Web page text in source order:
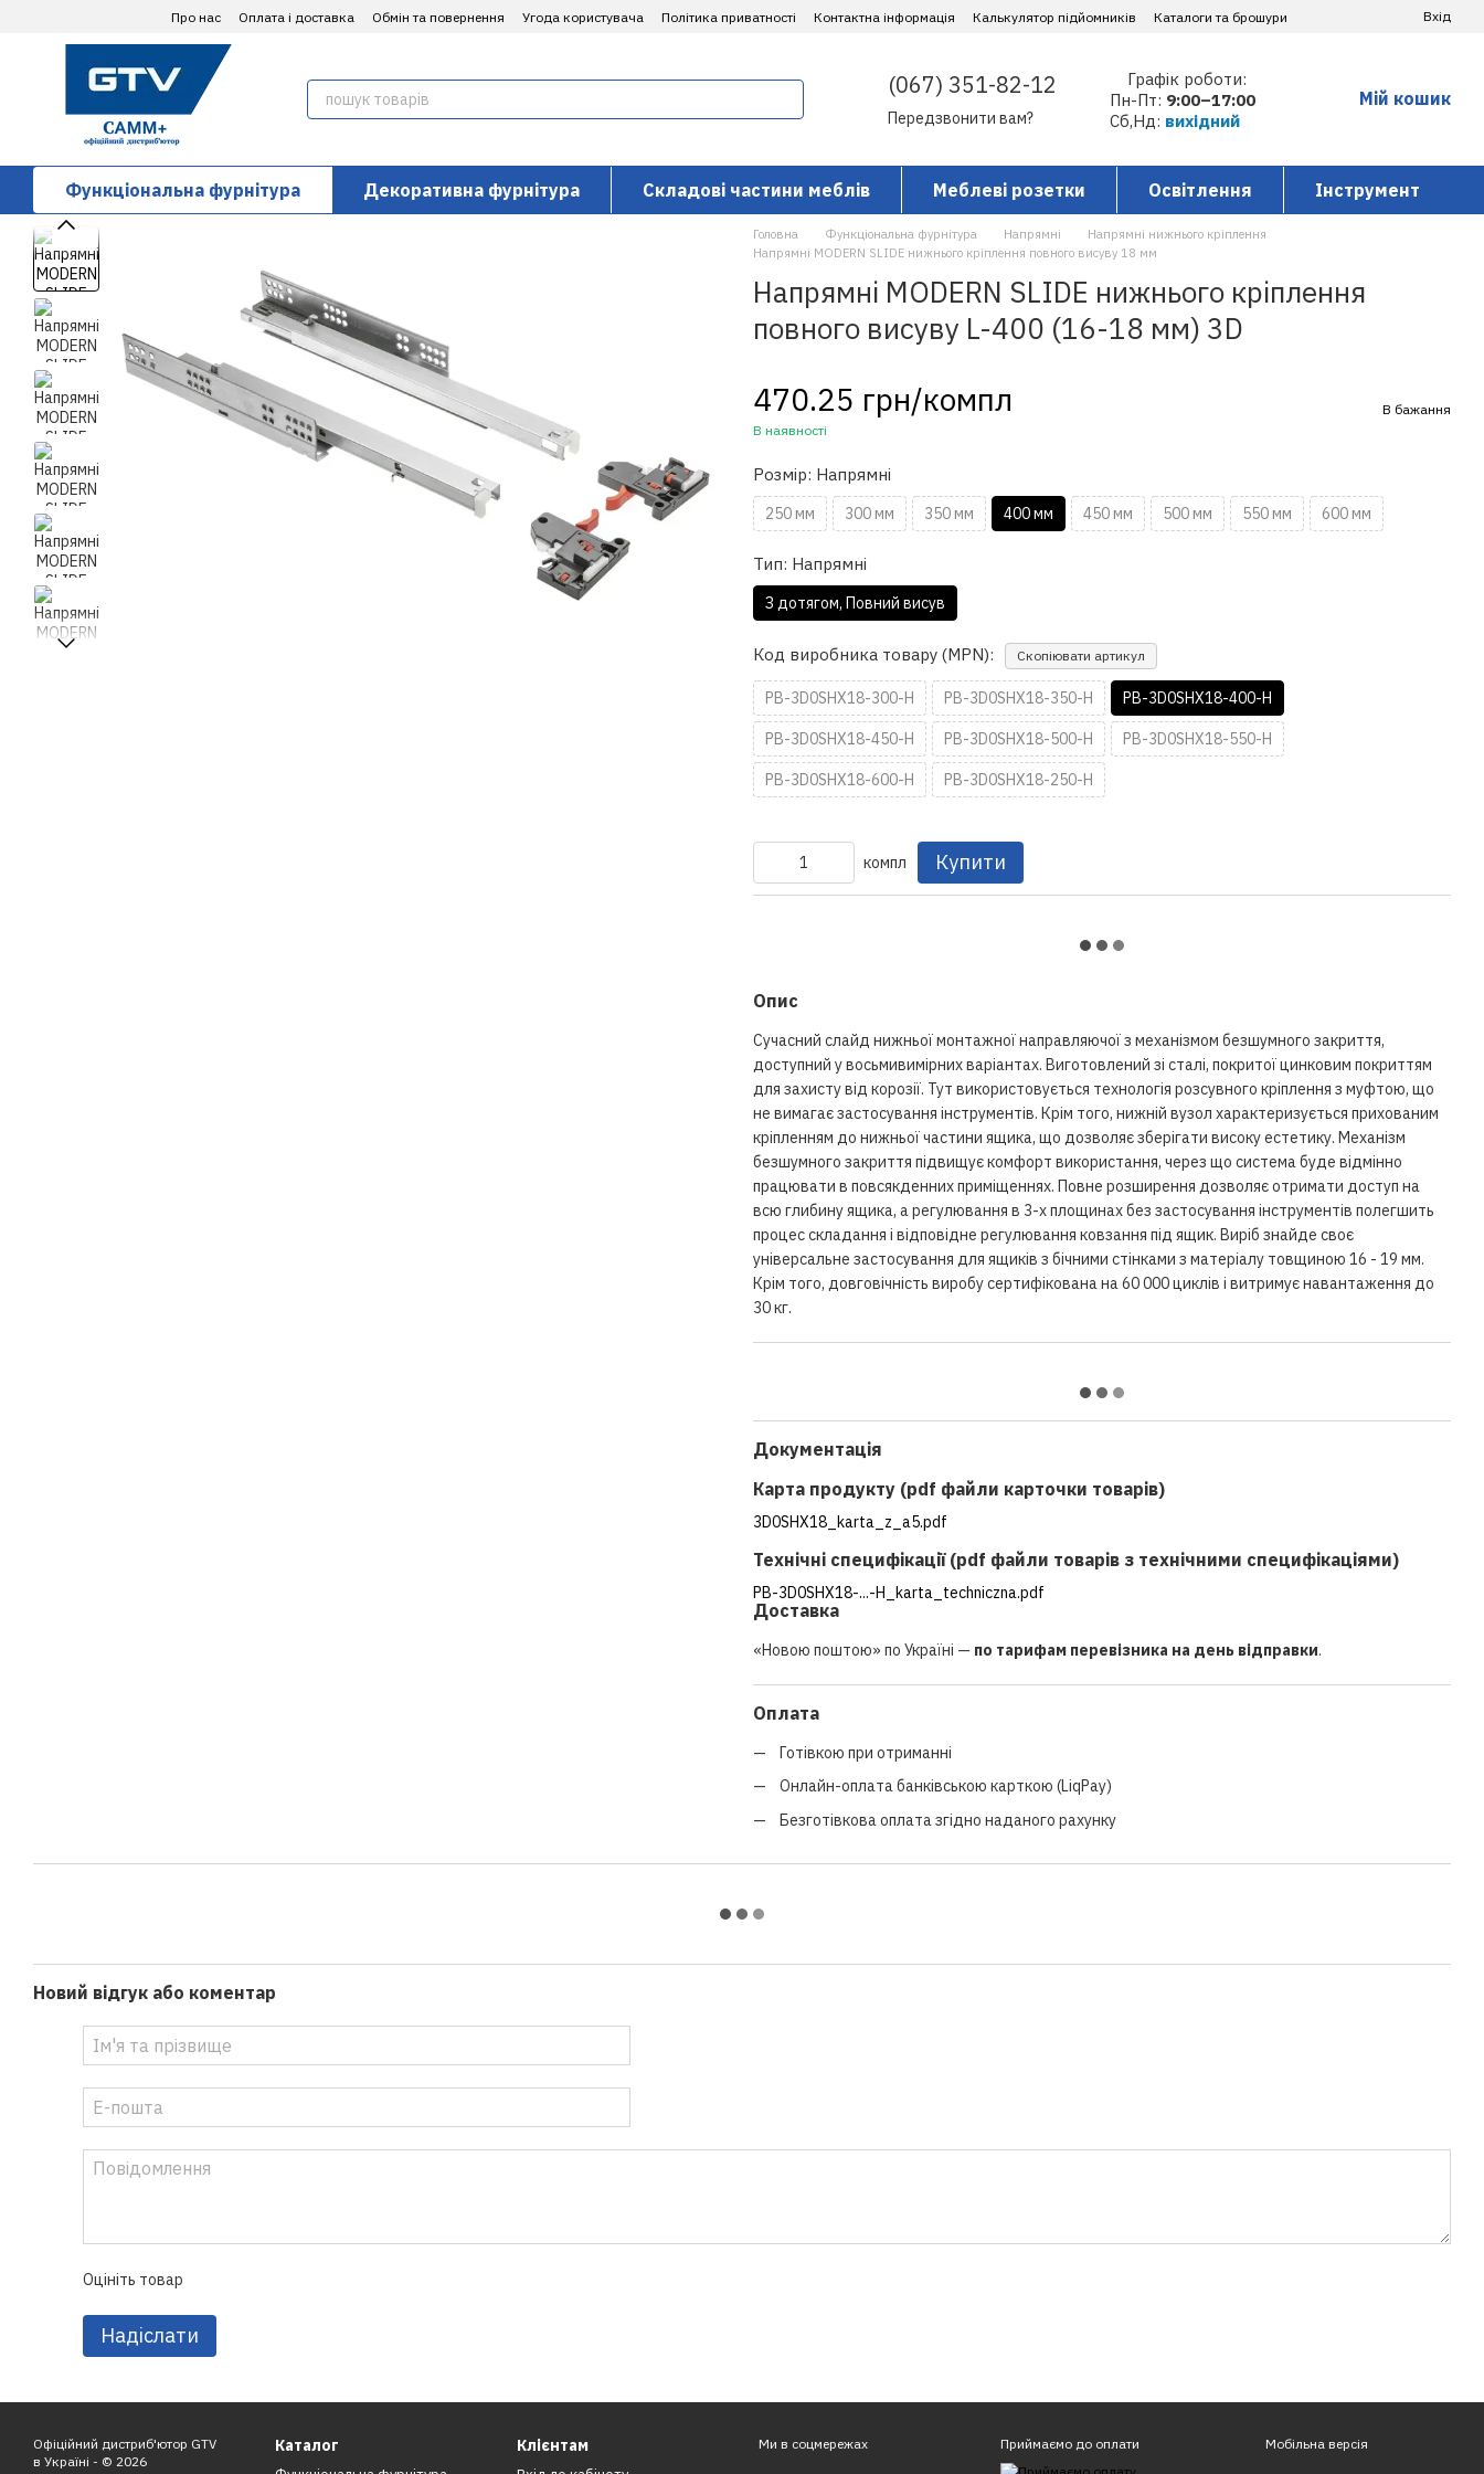
Перейти до основного контенту
Про нас Оплата і доставка Обмін та повернення Угода користувача Політика приватності Контактна інформація ​Калькулятор підйомників Каталоги та брошури Вхід
(067) 351-82-12
Передзвонити вам?
Графік роботи:
Пн-Пт: 9:00–17:00
Сб,Нд: вихідний
Мій кошик
Функціональна фурнітура Декоративна фурнітура Складові частини меблів Меблеві розетки Освітлення Інструмент
Головна Функціональна фурнітура Напрямні
Напрямні нижнього кріплення
Напрямні MODERN SLIDE нижнього кріплення повного висуву 18 мм
Напрямні MODERN SLIDE нижнього кріплення
повного висуву L-400 (16-18 мм) 3D
470.25 грн/компл
В наявності
В бажання
Розмір: Напрямні
250 мм 300 мм 350 мм 400 мм 450 мм 500 мм 550 мм 600 мм
Тип: Напрямні
З дотягом, Повний висув
Код виробника товару (MPN): Скопіювати артикул
PB-3D0SHX18-300-H PB-3D0SHX18-350-H PB-3D0SHX18-400-H
PB-3D0SHX18-450-H PB-3D0SHX18-500-H PB-3D0SHX18-550-H
PB-3D0SHX18-600-H PB-3D0SHX18-250-H
компл Купити
Опис
Сучасний слайд нижньої монтажної направляючої з механізмом безшумного закриття,
доступний у восьмивимірних варіантах. Виготовлений зі сталі, покритої цинковим покриттям
для захисту від корозії. Тут використовується технологія розсувного кріплення з муфтою, що
не вимагає застосування інструментів. Крім того, нижній вузол характеризується прихованим
кріпленням до нижньої частини ящика, що дозволяє зберігати високу естетику. Механізм
безшумного закриття підвищує комфорт використання, через що система буде відмінно
працювати в повсякденних приміщеннях. Повне розширення дозволяє отримати доступ на
всю глибину ящика, а регулювання в 3-х площинах без застосування інструментів полегшить
процес складання і відповідне регулювання ковзання під ящик. Виріб знайде своє
універсальне застосування для ящиків з бічними стінками з матеріалу товщиною 16 - 19 мм.
Крім того, довговічність виробу сертифікована на 60 000 циклів і витримує навантаження до
30 кг.
Документація
Карта продукту (pdf файли карточки товарів)
3D0SHX18_karta_z_a5.pdf
Технічні специфікації (pdf файли товарів з технічними специфікаціями)
PB-3D0SHX18-...-H_karta_techniczna.pdf
Доставка
«Новою поштою» по Україні — по тарифам перевізника на день відправки.
Оплата
Готівкою при отриманні
Онлайн-оплата банківською карткою (LiqPay)
Безготівкова оплата згідно наданого рахунку
Новий відгук або коментар
Оцініть товар
Надіслати
Офіційний дистриб'ютор GTV
в Україні - © 2026
Каталог Клієнтам Ми в соцмережах Приймаємо до оплати Мобільна версія